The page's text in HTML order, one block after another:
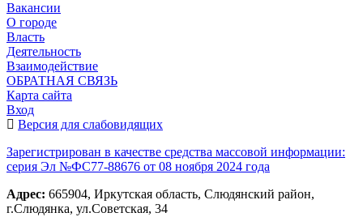
Вакансии
О городе
Власть
Деятельность
Взаимодействие
ОБРАТНАЯ СВЯЗЬ
Карта сайта
Вход
Версия для слабовидящих
Зарегистрирован в качестве средства массовой информации:
серия Эл №ФС77-88676 от 08 ноября 2024 года
Адрес: 665904, Иркутская область, Слюдянский район,
г.Слюдянка, ул.Советская, 34